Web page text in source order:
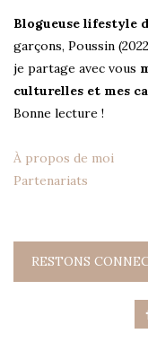
Blogueuse lifestyle
garçons, Poussin
je partage avec vous
culturelles et mes
Bonne lecture !
À propos de moi
Partenariats
RESTONS